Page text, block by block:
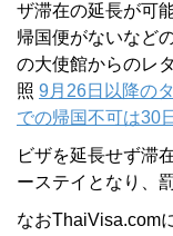
ザ滞在の延長が可
帰国便がないなど
の大使館からのレ
照 9月26日以降の
での帰国不可は30
ビザを延長せず滞
ーステイとなり、
なおThaiVisa.com